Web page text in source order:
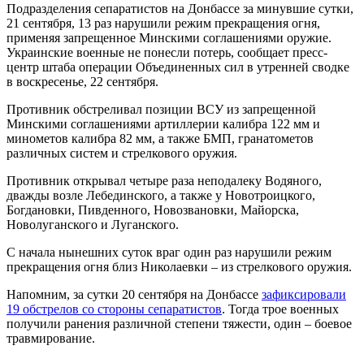
Подразделения сепаратистов на Донбассе за минувшие сутки,
21 сентября, 13 раз нарушили режим прекращения огня,
применяя запрещенное Минскими соглашениями оружие.
Украинские военные не понесли потерь, сообщает пресс-
центр штаба операции Объединенных сил в утренней сводке
в воскресенье, 22 сентября.
Противник обстреливал позиции ВСУ из запрещенной
Минскими соглашениями артиллерии калибра 122 мм и
минометов калибра 82 мм, а также БМП, гранатометов
различных систем и стрелкового оружия.
Противник открывал четыре раза неподалеку Водяного,
дважды возле Лебединского, а также у Новотроицкого,
Богдановки, Пивденного, Новозвановки, Майорска,
Новолуганского и Луганского.
С начала нынешних суток враг один раз нарушили режим
прекращения огня близ Николаевки – из стрелкового оружия.
Напомним, за сутки 20 сентября на Донбассе зафиксировали
19 обстрелов со стороны сепаратистов. Тогда трое военных
получили ранения различной степени тяжести, один – боевое
травмирование.